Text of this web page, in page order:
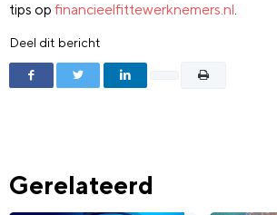
tips op financieelfittewerknemers.nl.
Deel dit bericht
Gerelateerd